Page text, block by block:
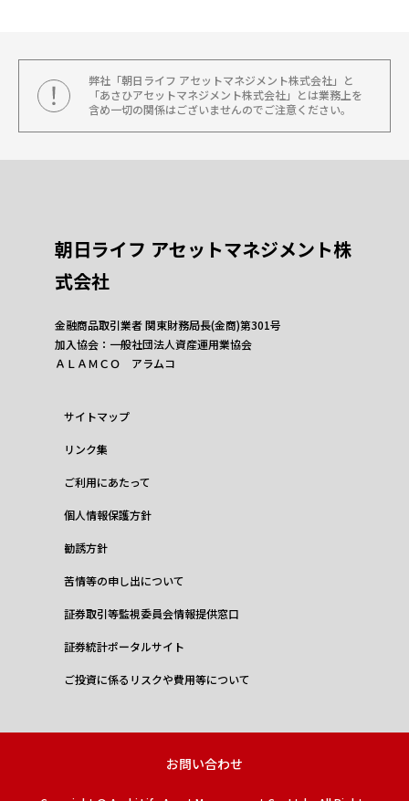
弊社「朝日ライフ アセットマネジメント株式会社」と
「あさひアセットマネジメント株式会社」とは業務上を
含め一切の関係はございませんのでご注意ください。
朝日ライフ アセットマネジメント株
式会社
金融商品取引業者 関東財務局長(金商)第301号
加入協会：一般社団法人資産運用業協会
ＡＬＡＭＣＯ アラムコ
サイトマップ
リンク集
ご利用にあたって
個人情報保護方針
勧誘方針
苦情等の申し出について
証券取引等監視委員会情報提供窓口
証券統計ポータルサイト
ご投資に係るリスクや費用等について
お問い合わせ